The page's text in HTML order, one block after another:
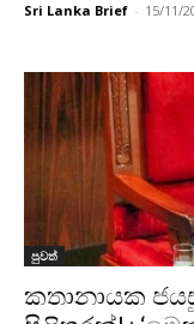
Sri Lanka Brief - 15/11/
පුවත්
කතානායක